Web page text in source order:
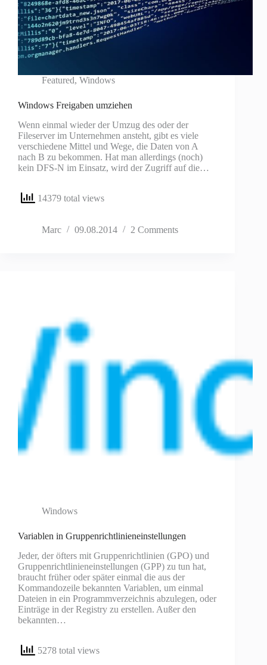
Featured, Windows
Windows Freigaben umziehen
Wenn einmal wieder der Umzug des oder der
Fileserver im Unternehmen ansteht, gibt es viele
verschiedene Mittel und Wege, die Daten von A
nach B zu bekommen. Hat man allerdings (noch)
kein DFS-N im Einsatz, wird der Zugriff auf die…
14379 total views
Marc 09.08.2014 2 Comments
Windows
Variablen in Gruppenrichtlinieneinstellungen
Jeder, der öfters mit Gruppenrichtlinien (GPO) und
Gruppenrichtlinieneinstellungen (GPP) zu tun hat,
braucht früher oder später einmal die aus der
Kommandozeile bekannten Variablen, um einmal
Dateien in ein Programmverzeichnis abzulegen, oder
Einträge in der Registry zu erstellen. Außer den
bekannten…
5278 total views